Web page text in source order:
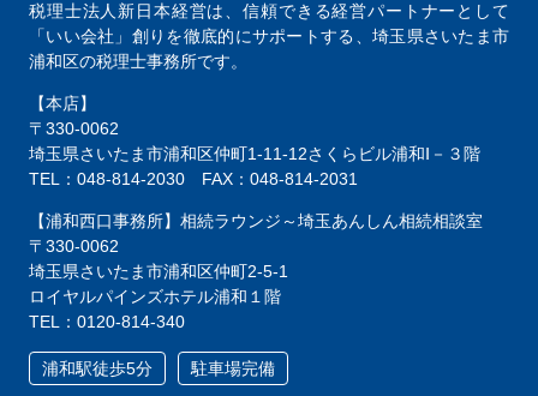
税理士法人新日本経営は、信頼できる経営パートナーとして
「いい会社」創りを徹底的にサポートする、 埼玉県さいたま市
浦和区の税理士事務所です。
【本店】
〒330-0062
埼玉県さいたま市浦和区仲町1-11-12さくらビル浦和Ⅰ－３階
TEL：048-814-2030
FAX：048-814-2031
【浦和西口事務所】相続ラウンジ～埼玉あんしん相続相談室
〒330-0062
埼玉県さいたま市浦和区仲町2-5-1
ロイヤルパインズホテル浦和１階
TEL：0120-814-340
浦和駅徒歩5分 駐車場完備